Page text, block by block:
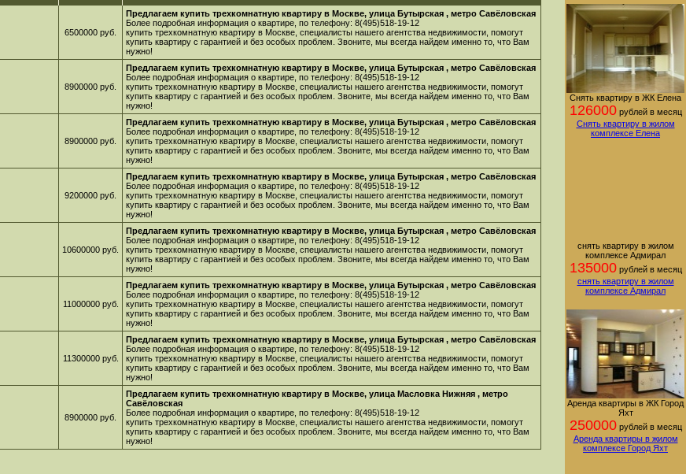
6500000 руб.
Предлагаем купить трехкомнатную квартиру в Москве, улица Бутырская , метро Савёловская
Более подробная информация о квартире, по телефону: 8(495)518-19-12
купить трехкомнатную квартиру в Москве, специалисты нашего агентства недвижимости, помогут
купить квартиру с гарантией и без особых проблем. Звоните, мы всегда найдем именно то, что Вам
нужно!
8900000 руб.
Предлагаем купить трехкомнатную квартиру в Москве, улица Бутырская , метро Савёловская
Более подробная информация о квартире, по телефону: 8(495)518-19-12
купить трехкомнатную квартиру в Москве, специалисты нашего агентства недвижимости, помогут
купить квартиру с гарантией и без особых проблем. Звоните, мы всегда найдем именно то, что Вам
нужно!
8900000 руб.
Предлагаем купить трехкомнатную квартиру в Москве, улица Бутырская , метро Савёловская
Более подробная информация о квартире, по телефону: 8(495)518-19-12
купить трехкомнатную квартиру в Москве, специалисты нашего агентства недвижимости, помогут
купить квартиру с гарантией и без особых проблем. Звоните, мы всегда найдем именно то, что Вам
нужно!
9200000 руб.
Предлагаем купить трехкомнатную квартиру в Москве, улица Бутырская , метро Савёловская
Более подробная информация о квартире, по телефону: 8(495)518-19-12
купить трехкомнатную квартиру в Москве, специалисты нашего агентства недвижимости, помогут
купить квартиру с гарантией и без особых проблем. Звоните, мы всегда найдем именно то, что Вам
нужно!
10600000 руб.
Предлагаем купить трехкомнатную квартиру в Москве, улица Бутырская , метро Савёловская
Более подробная информация о квартире, по телефону: 8(495)518-19-12
купить трехкомнатную квартиру в Москве, специалисты нашего агентства недвижимости, помогут
купить квартиру с гарантией и без особых проблем. Звоните, мы всегда найдем именно то, что Вам
нужно!
11000000 руб.
Предлагаем купить трехкомнатную квартиру в Москве, улица Бутырская , метро Савёловская
Более подробная информация о квартире, по телефону: 8(495)518-19-12
купить трехкомнатную квартиру в Москве, специалисты нашего агентства недвижимости, помогут
купить квартиру с гарантией и без особых проблем. Звоните, мы всегда найдем именно то, что Вам
нужно!
11300000 руб.
Предлагаем купить трехкомнатную квартиру в Москве, улица Бутырская , метро Савёловская
Более подробная информация о квартире, по телефону: 8(495)518-19-12
купить трехкомнатную квартиру в Москве, специалисты нашего агентства недвижимости, помогут
купить квартиру с гарантией и без особых проблем. Звоните, мы всегда найдем именно то, что Вам
нужно!
8900000 руб.
Предлагаем купить трехкомнатную квартиру в Москве, улица Масловка Нижняя , метро
Савёловская
Более подробная информация о квартире, по телефону: 8(495)518-19-12
купить трехкомнатную квартиру в Москве, специалисты нашего агентства недвижимости, помогут
купить квартиру с гарантией и без особых проблем. Звоните, мы всегда найдем именно то, что Вам
нужно!
Снять квартиру в ЖК Елена
126000рублей в месяц
Снять квартиру в жилом
комплексе Елена
снять квартиру в жилом
комплексе Адмирал
135000рублей в месяц
снять квартиру в жилом
комплексе Адмирал
Аренда квартиры в ЖК Город
Яхт
250000рублей в месяц
Аренда квартиры в жилом
комплексе Город Яхт